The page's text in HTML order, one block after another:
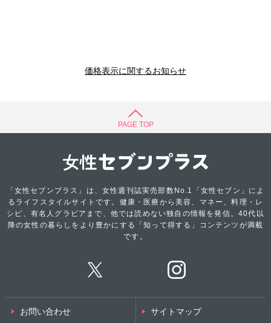
価格表示に関するお知らせ
PAGE TOP
「女性セブンプラス」は、女性週刊誌実売部数No.1「女性セブン」によ
るライフスタイルサイトです。健康・医療から美容、マネー、料理・レ
シピ、有名人グラビアまで、他では読めない独自の情報を発信。40代以
降の女性の暮らしをより豊かにする「知って得する」コンテンツが満載
です。
お問い合わせ サイトマップ